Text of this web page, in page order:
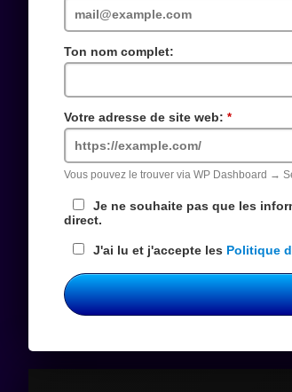
Ton nom complet:
Votre adresse de site web:
requis
Vous pouvez le trouver via WP Dashboard →
Je ne souhaite pas que les
direct.
J'ai lu et j'accepte les Politique